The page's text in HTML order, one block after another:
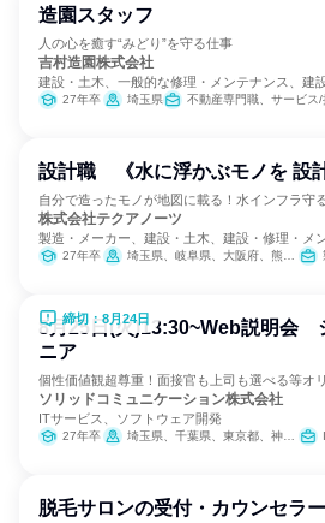
造園スタッフ
人の心を癒す“みどり”を守る仕事
吉村造園株式会社
建設・土木、一般的な修理・メンテナンス、建
ビス27年卒 埼玉県 不動産専門職、サービス
設計職 《水に浮かぶモノを 設
自分で造ったモノが地図に載る！水インフラ守
株式会社テクアノーツ
製造・メーカー、建設・土木、建設・修理・メ
27年卒 埼玉県、岐阜県、大阪府、熊本県
締切：8月24日
8月25日(火)13:30~Web説明会
ニア
個性価値観超尊重！面接官も上司も選べる等オ
ソリッドコミュニケーション株式会社
ITサービス、ソフトウェア開発
27年卒 埼玉県、千葉県、東京都、神奈川県
脱毛サロンの受付・カウンセラー